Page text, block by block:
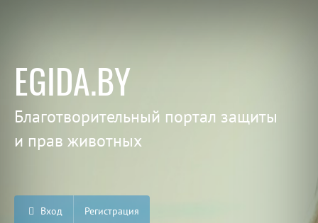
EGIDA.BY
Благотворительный портал защиты
и прав животных
Вход Регистрация